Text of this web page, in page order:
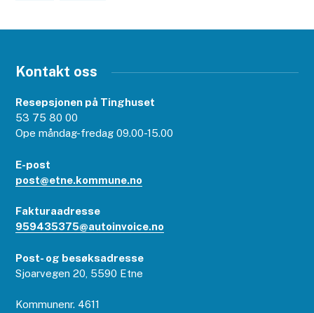
Kontakt oss
Resepsjonen på Tinghuset
53 75 80 00
Ope måndag-fredag 09.00-15.00
E-post
post@etne.kommune.no
Fakturaadresse
959435375@autoinvoice.no
Post- og besøksadresse
Sjoarvegen 20, 5590 Etne
Kommunenr. 4611